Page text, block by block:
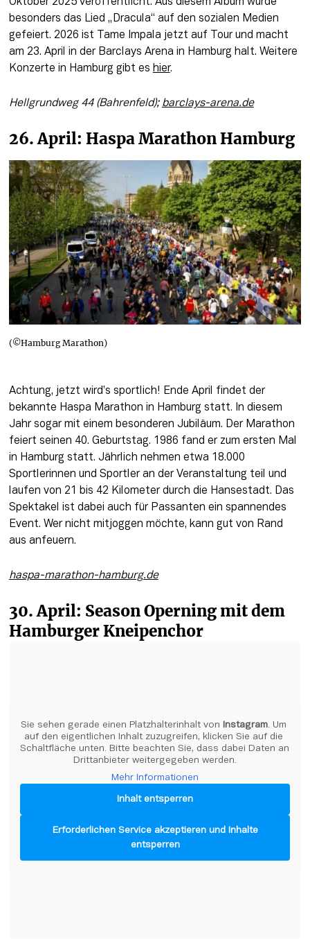
Oktober 2025 veröffentlicht. Aus diesem Album wurde
besonders das Lied „Dracula“ auf den sozialen Medien
gefeiert. 2026 ist Tame Impala jetzt auf Tour und macht
am 23. April in der Barclays Arena in Hamburg halt. Weitere
Konzerte in Hamburg gibt es hier.
Hellgrundweg 44 (Bahrenfeld); barclays-arena.de
26. April: Haspa Marathon Hamburg
(©Hamburg Marathon)
Achtung, jetzt wird’s sportlich! Ende April findet der
bekannte Haspa Marathon in Hamburg statt. In diesem
Jahr sogar mit einem besonderen Jubiläum. Der Marathon
feiert seinen 40. Geburtstag. 1986 fand er zum ersten Mal
in Hamburg statt. Jährlich nehmen etwa 18.000
Sportlerinnen und Sportler an der Veranstaltung teil und
laufen von 21 bis 42 Kilometer durch die Hansestadt. Das
Spektakel ist dabei auch für Passanten ein spannendes
Event. Wer nicht mitjoggen möchte, kann gut von Rand
aus anfeuern.
haspa-marathon-hamburg.de
30. April: Season Operning mit dem
Hamburger Kneipenchor
Sie sehen gerade einen Platzhalterinhalt von Instagram. Um
auf den eigentlichen Inhalt zuzugreifen, klicken Sie auf die
Schaltfläche unten. Bitte beachten Sie, dass dabei Daten an
Drittanbieter weitergegeben werden.
Mehr Informationen
Inhalt entsperren
Erforderlichen Service akzeptieren und Inhalte
entsperren